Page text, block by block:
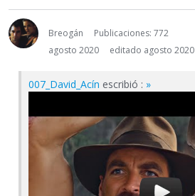
Breogán
Publicaciones: 772
agosto 2020
editado agosto 2020
007_David_Acín escribió : »